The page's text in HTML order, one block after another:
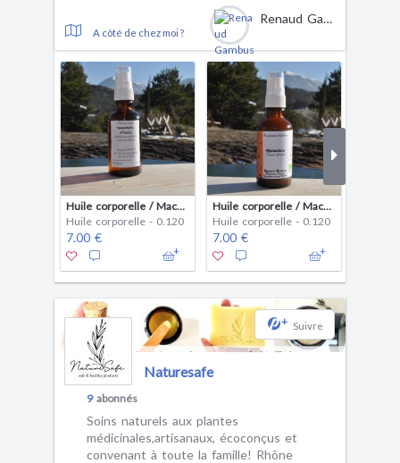
A côté de chez moi ?
Renaud Gambus
Huile corporelle / Macérat Immortelle
Huile corporelle - 0.120
7.00 €
Huile corporelle / Macérat Calendula
Huile corporelle - 0.120
7.00 €
+ Suivre
Naturesafe
9abonnés
Soins naturels aux plantes
médicinales,artisanaux, écoconçus et
convenant à toute la famille! Rhône